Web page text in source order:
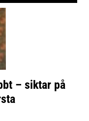
– siktar på